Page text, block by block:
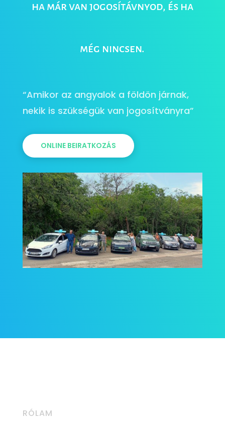
ha már van jogosítávnyod, és ha
még nincsen.
“Amikor az angyalok a földön járnak,
nekik is szükségük van jogosítványra”
ONLINE BEIRATKOZÁS
RÓLAM